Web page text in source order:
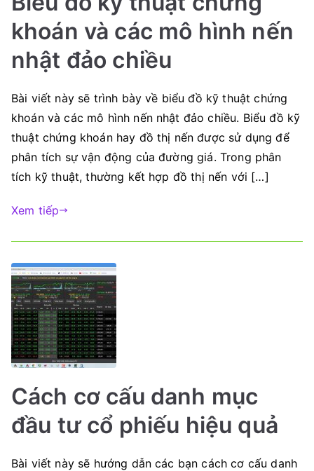
khoán và các mô hình nến
nhật đảo chiều
Bài viết này sẽ trình bày về biểu đồ kỹ thuật chứng
khoán và các mô hình nến nhật đảo chiều. Biểu đồ kỹ
thuật chứng khoán hay đồ thị nến được sử dụng để
phân tích sự vận động của đường giá. Trong phân
tích kỹ thuật, thường kết hợp đồ thị nến với […]
Xem tiếp
Cách cơ cấu danh mục
đầu tư cổ phiếu hiệu quả
Bài viết này sẽ hướng dẫn các bạn cách cơ cấu danh